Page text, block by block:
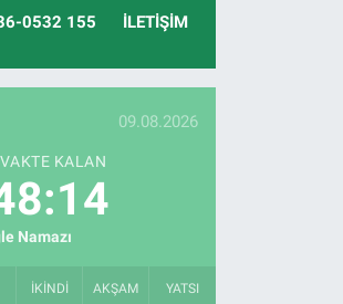
0532 155
İLETIŞIM
09.08.2026
KALAN
Namazı
İKINDI AKŞAM YATSI